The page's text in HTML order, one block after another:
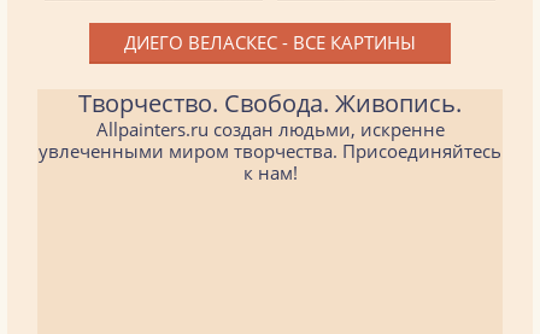
ДИЕГО ВЕЛАСКЕС - ВСЕ КАРТИНЫ
Творчество. Свобода. Живопись.
Allpainters.ru создан людьми, искренне
увлеченными миром творчества. Присоединяйтесь
к нам!